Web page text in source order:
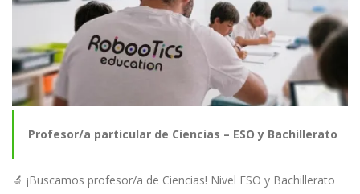
Profesor/a particular de Ciencias – ESO y Bachillerato
🔬 ¡Buscamos profesor/a de Ciencias! Nivel ESO y Bachillerato